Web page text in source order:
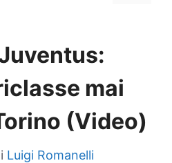
mai
(Video)
Luigi Romanelli